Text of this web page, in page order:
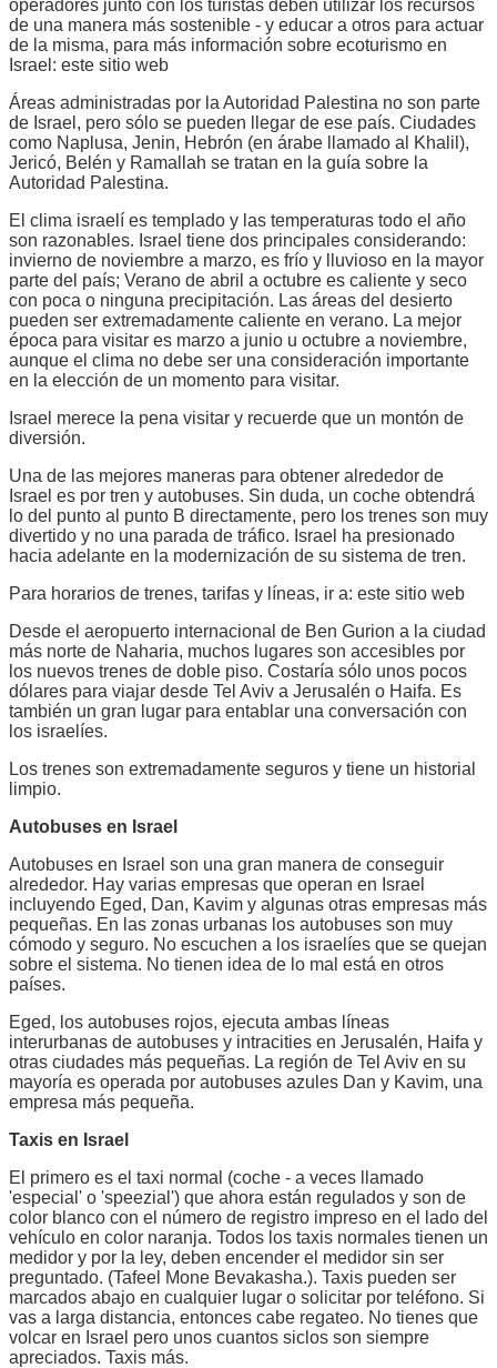
operadores junto con los turistas deben utilizar los recursos
de una manera más sostenible - y educar a otros para actuar
de la misma, para más información sobre ecoturismo en
Israel: este sitio web
Áreas administradas por la Autoridad Palestina no son parte
de Israel, pero sólo se pueden llegar de ese país. Ciudades
como Naplusa, Jenin, Hebrón (en árabe llamado al Khalil),
Jericó, Belén y Ramallah se tratan en la guía sobre la
Autoridad Palestina.
El clima israelí es templado y las temperaturas todo el año
son razonables. Israel tiene dos principales considerando:
invierno de noviembre a marzo, es frío y lluvioso en la mayor
parte del país; Verano de abril a octubre es caliente y seco
con poca o ninguna precipitación. Las áreas del desierto
pueden ser extremadamente caliente en verano. La mejor
época para visitar es marzo a junio u octubre a noviembre,
aunque el clima no debe ser una consideración importante
en la elección de un momento para visitar.
Israel merece la pena visitar y recuerde que un montón de
diversión.
Una de las mejores maneras para obtener alrededor de
Israel es por tren y autobuses. Sin duda, un coche obtendrá
lo del punto al punto B directamente, pero los trenes son muy
divertido y no una parada de tráfico. Israel ha presionado
hacia adelante en la modernización de su sistema de tren.
Para horarios de trenes, tarifas y líneas, ir a: este sitio web
Desde el aeropuerto internacional de Ben Gurion a la ciudad
más norte de Naharia, muchos lugares son accesibles por
los nuevos trenes de doble piso. Costaría sólo unos pocos
dólares para viajar desde Tel Aviv a Jerusalén o Haifa. Es
también un gran lugar para entablar una conversación con
los israelíes.
Los trenes son extremadamente seguros y tiene un historial
limpio.
Autobuses en Israel
Autobuses en Israel son una gran manera de conseguir
alrededor. Hay varias empresas que operan en Israel
incluyendo Eged, Dan, Kavim y algunas otras empresas más
pequeñas. En las zonas urbanas los autobuses son muy
cómodo y seguro. No escuchen a los israelíes que se quejan
sobre el sistema. No tienen idea de lo mal está en otros
países.
Eged, los autobuses rojos, ejecuta ambas líneas
interurbanas de autobuses y intracities en Jerusalén, Haifa y
otras ciudades más pequeñas. La región de Tel Aviv en su
mayoría es operada por autobuses azules Dan y Kavim, una
empresa más pequeña.
Taxis en Israel
El primero es el taxi normal (coche - a veces llamado
'especial' o 'speezial') que ahora están regulados y son de
color blanco con el número de registro impreso en el lado del
vehículo en color naranja. Todos los taxis normales tienen un
medidor y por la ley, deben encender el medidor sin ser
preguntado. (Tafeel Mone Bevakasha.). Taxis pueden ser
marcados abajo en cualquier lugar o solicitar por teléfono. Si
vas a larga distancia, entonces cabe regateo. No tienes que
volcar en Israel pero unos cuantos siclos son siempre
apreciados. Taxis más.